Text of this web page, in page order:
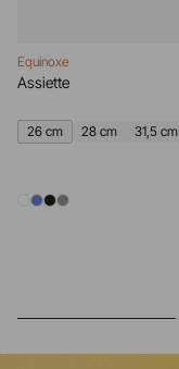
Equinoxe
Assiette
26 cm 28 cm 31,5 cm